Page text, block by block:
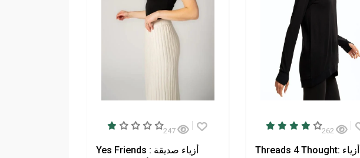
247
Yes Friends : أزياء صديقة
262
Threads 4 Thought: أزياء